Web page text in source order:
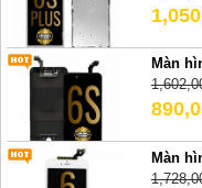
Màn
Màn